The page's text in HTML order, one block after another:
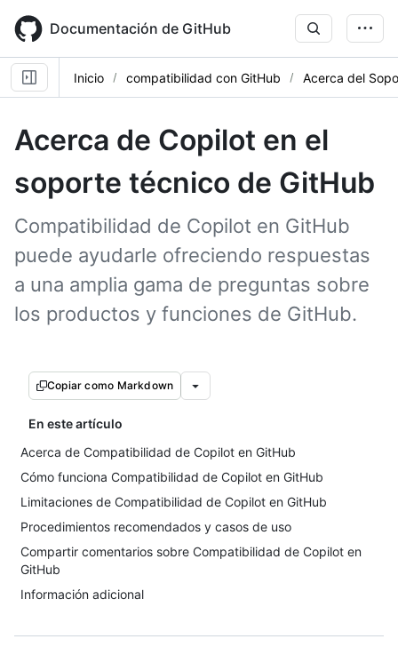
main
content
Documentación de GitHub
Inicio compatibilidad con GitHub Acerca del
Acerca de Copilot en el
soporte técnico de GitHub
Compatibilidad de Copilot en GitHub
puede ayudarle ofreciendo respuestas
a una amplia gama de preguntas sobre
los productos y funciones de GitHub.
Copiar como Markdown
En este artículo
Acerca de Compatibilidad de Copilot en GitHub
Cómo funciona Compatibilidad de Copilot en GitHub
Limitaciones de Compatibilidad de Copilot en GitHub
Procedimientos recomendados y casos de uso
Compartir comentarios sobre Compatibilidad de Copilot en
GitHub
Información adicional